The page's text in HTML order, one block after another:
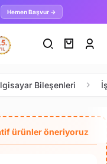
Hemen Başvur →
Bileşenleri